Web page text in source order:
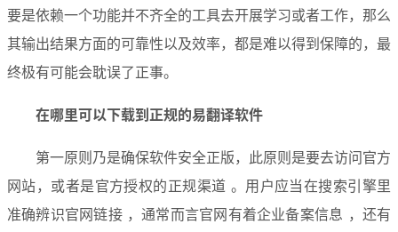
要是依赖一个功能并不齐全的工具去开展学习或者工作，那么
其输出结果方面的可靠性以及效率，都是难以得到保障的，最
终极有可能会耽误了正事。
在哪里可以下载到正规的易翻译软件
第一原则乃是确保软件安全正版，此原则是要去访问官方
网站，或者是官方授权的正规渠道 。用户应当在搜索引擎里
准确辨识官网链接 ，通常而言官网有着企业备案信息 ，还有